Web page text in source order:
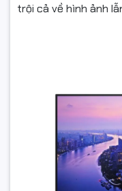
trội cả về hình ảnh